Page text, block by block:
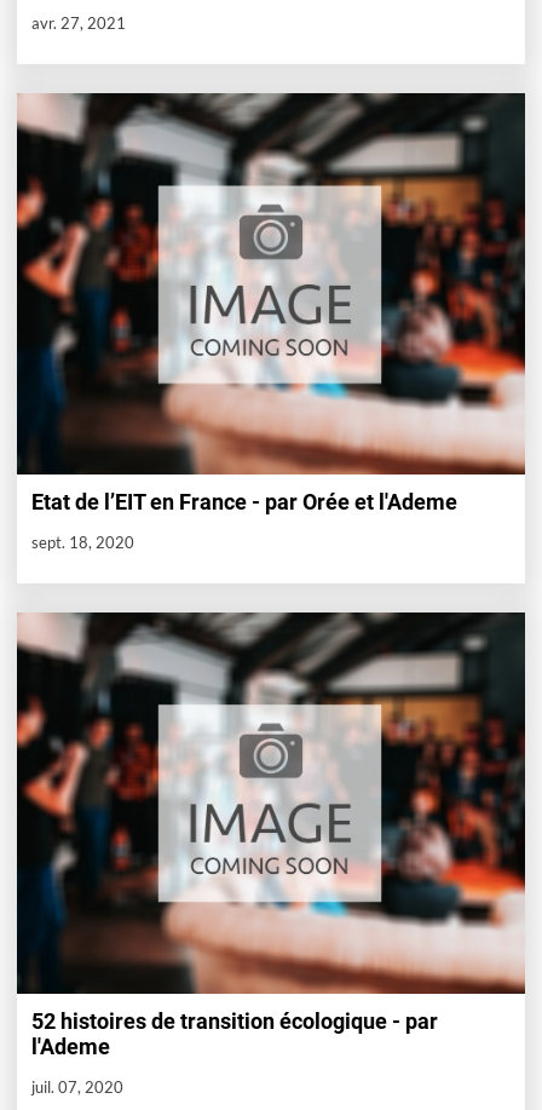
avr. 27, 2021
Etat de l’EIT en France - par Orée et l'Ademe
sept. 18, 2020
52 histoires de transition écologique - par
l'Ademe
juil. 07, 2020